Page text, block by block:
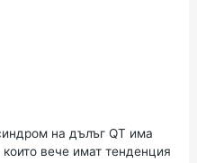
на дълъг QT има
вече имат тенденция